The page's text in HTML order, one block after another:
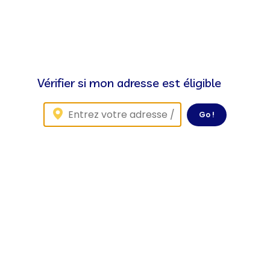
Vérifier si mon adresse est éligible